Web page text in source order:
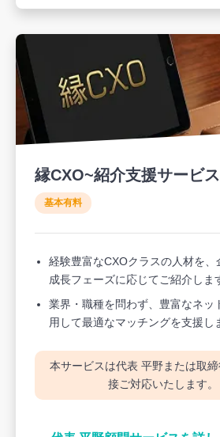
縁CXO~紹介支援サービス
基本有料
経験豊富なCXOクラスの人材を、
成長フェーズに応じてご紹介しま
業界・職種を問わず、豊富なネッ
用して最適なマッチングを支援し
本サービスは代表 平野または取
接ご対応いたします。